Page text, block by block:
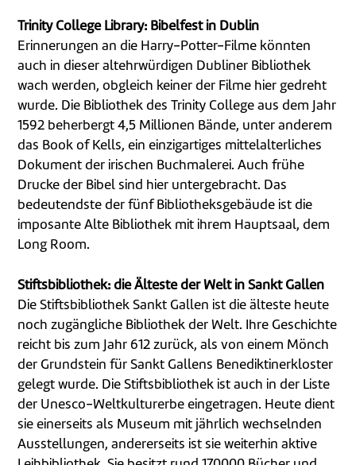
Trinity College Library: Bibelfest in Dublin
Erinnerungen an die Harry-Potter-Filme könnten
auch in dieser altehrwürdigen Dubliner Bibliothek
wach werden, obgleich keiner der Filme hier gedreht
wurde. Die Bibliothek des Trinity College aus dem Jahr
1592 beherbergt 4,5 Millionen Bände, unter anderem
das Book of Kells, ein einzigartiges mittelalterliches
Dokument der irischen Buchmalerei. Auch frühe
Drucke der Bibel sind hier untergebracht. Das
bedeutendste der fünf Bibliotheksgebäude ist die
imposante Alte Bibliothek mit ihrem Hauptsaal, dem
Long Room.
Stiftsbibliothek: die Älteste der Welt in Sankt Gallen
Die Stiftsbibliothek Sankt Gallen ist die älteste heute
noch zugängliche Bibliothek der Welt. Ihre Geschichte
reicht bis zum Jahr 612 zurück, als von einem Mönch
der Grundstein für Sankt Gallens Benediktinerkloster
gelegt wurde. Die Stiftsbibliothek ist auch in der Liste
der Unesco-Weltkulturerbe eingetragen. Heute dient
sie einerseits als Museum mit jährlich wechselnden
Ausstellungen, andererseits ist sie weiterhin aktive